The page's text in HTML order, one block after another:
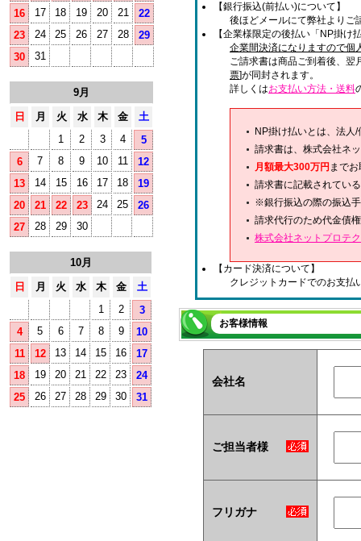
16
17 18 19 20 21
22
23
24 25 26 27 28
29
30
31
9月
日
月 火 水 木 金
土
1
2 3 4
5
6
7 8 9 10 11
12
13
14 15 16 17 18
19
20
21 22 23 24 25
26
27
28 29 30
10月
日
月 火 水 木 金
土
1
2
3
4
5 6 7 8 9
10
11
12 13 14 15 16
17
18
19 20 21 22 23
24
25
26 27 28 29 30 31
【銀行振込(前払い)について】
後ほどメールにて弊社よりご
【企業様限定の後払い「NP掛け
企業間決済になりますので個
ご請求書は商品ご到着後、翌
票]が同封されます。
詳しくはお支払い方法・送料
NP掛け払いとは、法人
請求書は、株式会社ネ
月額最大300万円 まで
請求書に記載されてい
※銀行振込の際の振込
請求代行のため代金債
株式会社ネットプロテ
【カード決済について】
クレジットカードでのお支払
お客様情報
会社名
ご担当者様
フリガナ